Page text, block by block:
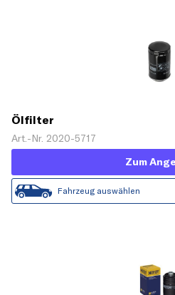
Ölfilter
Art.-Nr. 2020-5717
Zum
Fahrzeug auswählen